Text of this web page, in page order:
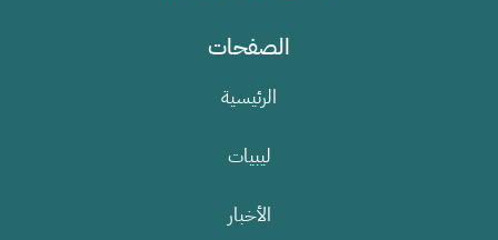
الصفحات
الرئيسية
ليبيات
الأخبار